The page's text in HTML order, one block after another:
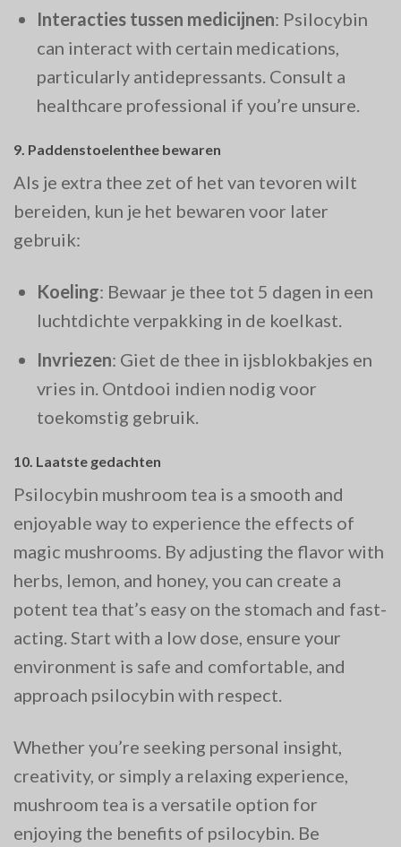
Interacties tussen medicijnen: Psilocybin
can interact with certain medications,
particularly antidepressants. Consult a
healthcare professional if you’re unsure.
9. Paddenstoelenthee bewaren
Als je extra thee zet of het van tevoren wilt
bereiden, kun je het bewaren voor later
gebruik:
Koeling: Bewaar je thee tot 5 dagen in een
luchtdichte verpakking in de koelkast.
Invriezen: Giet de thee in ijsblokbakjes en
vries in. Ontdooi indien nodig voor
toekomstig gebruik.
10. Laatste gedachten
Psilocybin mushroom tea is a smooth and
enjoyable way to experience the effects of
magic mushrooms. By adjusting the flavor with
herbs, lemon, and honey, you can create a
potent tea that’s easy on the stomach and fast-
acting. Start with a low dose, ensure your
environment is safe and comfortable, and
approach psilocybin with respect.
Whether you’re seeking personal insight,
creativity, or simply a relaxing experience,
mushroom tea is a versatile option for
enjoying the benefits of psilocybin. Be